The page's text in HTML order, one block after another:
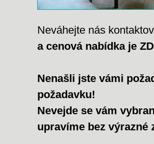
Neváhejte nás
a cenová nabídka je
Nenašli jste vámi
požadavku!
Nevejde se vám
upravíme bez výrazné